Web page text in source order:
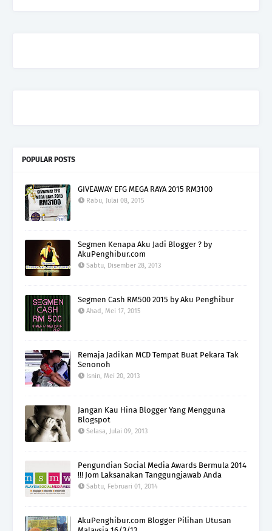
POPULAR POSTS
GIVEAWAY EFG MEGA RAYA 2015 RM3100
Rabu, Julai 08, 2015
Segmen Kenapa Aku Jadi Blogger ? by
AkuPenghibur.com
Sabtu, Disember 28, 2013
Segmen Cash RM500 2015 by Aku Penghibur
Ahad, Mei 17, 2015
Remaja Jadikan MCD Tempat Buat Pekara Tak
Senonoh
Isnin, Mei 20, 2013
Jangan Kau Hina Blogger Yang Mengguna
Blogspot
Selasa, Julai 09, 2013
Pengundian Social Media Awards Bermula 2014
!!! Jom Laksanakan Tanggungjawab Anda
Sabtu, Februari 01, 2014
AkuPenghibur.com Blogger Pilihan Utusan